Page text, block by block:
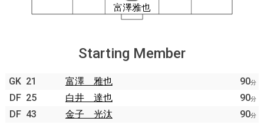
Starting Member
GK 21 富澤 雅也 90分
DF 25 白井 達也 90分
DF 43 金子 光汰 90分